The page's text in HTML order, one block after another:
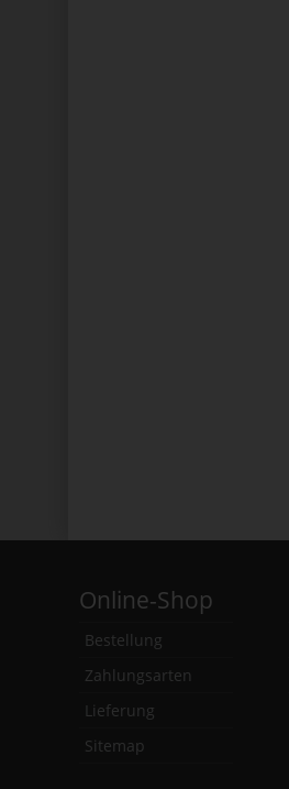
Online-Shop
Bestellung
Zahlungsarten
Lieferung
Sitemap